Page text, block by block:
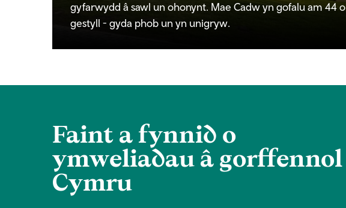
gyfarwydd â sawl un ohonynt. Mae Cadw yn gofalu am 44 o
gestyll - gyda phob un yn unigryw.
Faint a fynnid o
ymweliadau â gorffennol
Cymru